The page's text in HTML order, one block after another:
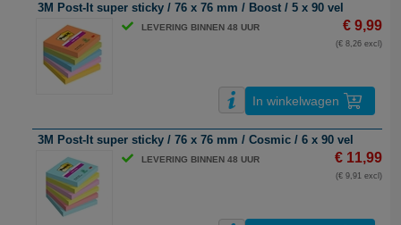
3M Post-It super sticky / 76 x 76 mm / Boost / 5 x 90 vel
LEVERING BINNEN 48 UUR € 9,99
(€ 8,26 excl)
In winkelwagen
3M Post-It super sticky / 76 x 76 mm / Cosmic / 6 x 90 vel
LEVERING BINNEN 48 UUR € 11,99
(€ 9,91 excl)